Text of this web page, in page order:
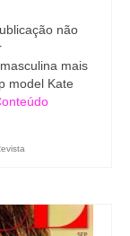
não
mais
model Kate